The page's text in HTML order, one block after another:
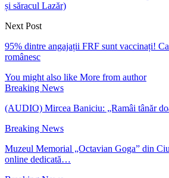
și săracul Lazăr)
Next Post
95% dintre angajații FRF sunt vaccinați!
românesc
You might also like More from author
Breaking News
(AUDIO) Mircea Baniciu: „Ramâi tânăr
Breaking News
Muzeul Memorial „Octavian Goga” din
online dedicată…